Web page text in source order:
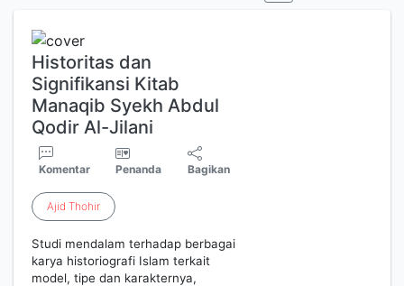
Historitas dan
Signifikansi Kitab
Manaqib Syekh Abdul
Qodir Al-Jilani
Komentar Penanda Bagikan
Ajid Thohir
Studi mendalam terhadap berbagai
karya historiografi Islam terkait
model, tipe dan karakternya,